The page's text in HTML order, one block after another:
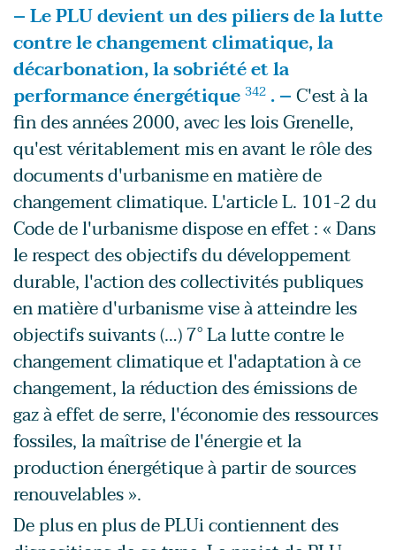
– Le PLU devient un des piliers de la lutte
contre le changement climatique, la
décarbonation, la sobriété et la
performance énergétique 342 . –C'est à la
fin des années 2000, avec les lois Grenelle,
qu'est véritablement mis en avant le rôle des
documents d'urbanisme en matière de
changement climatique. L'article L. 101-2 du
Code de l'urbanisme dispose en effet : « Dans
le respect des objectifs du développement
durable, l'action des collectivités publiques
en matière d'urbanisme vise à atteindre les
objectifs suivants (…) 7° La lutte contre le
changement climatique et l'adaptation à ce
changement, la réduction des émissions de
gaz à effet de serre, l'économie des ressources
fossiles, la maîtrise de l'énergie et la
production énergétique à partir de sources
renouvelables ».
De plus en plus de PLUi contiennent des